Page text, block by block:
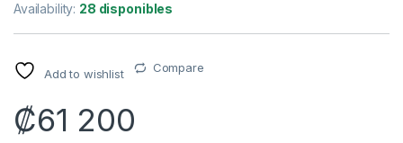
Availability: 28 disponibles
Add to wishlist Compare
₡61 200